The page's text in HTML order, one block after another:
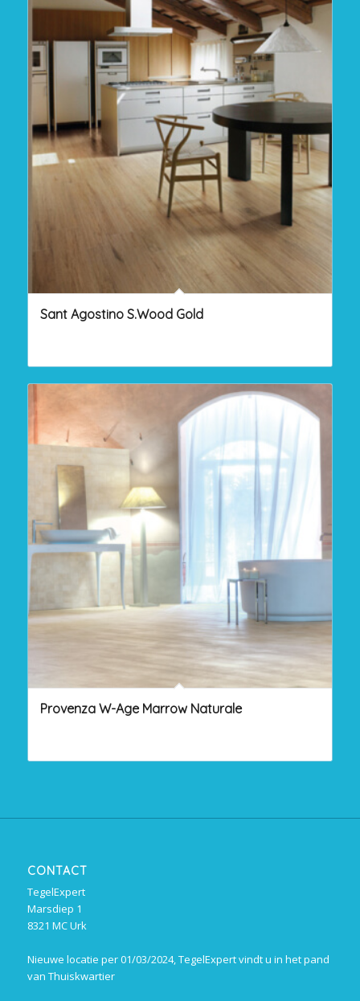
Sant Agostino S.Wood Gold
Provenza W-Age Marrow Naturale
CONTACT
TegelExpert
Marsdiep 1
8321 MC Urk
Nieuwe locatie per 01/03/2024, TegelExpert vindt u in het pand
van Thuiskwartier